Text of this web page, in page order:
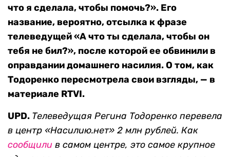
что я сделала, чтобы помочь?». Его
название, вероятно, отсылка к фразе
телеведущей «А что ты сделала, чтобы он
тебя не бил?», после которой ее обвинили в
оправдании домашнего насилия. О том, как
Тодоренко пересмотрела свои взгляды, — в
материале RTVI.
UPD. Телеведущая Регина Тодоренко перевела
в центр «Насилию.нет» 2 млн рублей. Как
сообщили в самом центре, это самое крупное